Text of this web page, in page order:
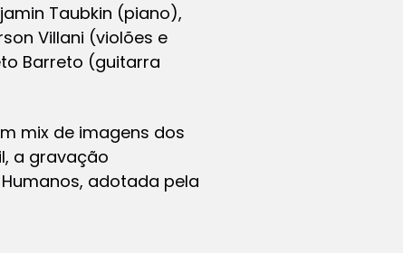
Taubkin (piano),
Villani (violões e
Barreto (guitarra
mix de imagens dos
a gravação
adotada pela